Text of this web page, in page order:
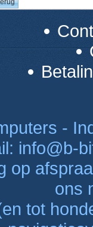
-
info@b-
op
ons
tot